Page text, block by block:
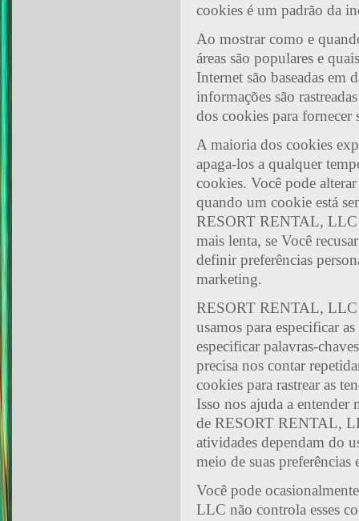
cookies é um padrão da
Ao mostrar como e
áreas são populares e
Internet são baseadas em
informações são
dos cookies para fornecer
A maioria dos cookies
apaga-los a qualquer
cookies. Você pode
quando um cookie está
RESORT RENTAL, LLC
mais lenta, se Você
definir preferências
marketing.
RESORT RENTAL, LLC
usamos para especificar
especificar palavras-
precisa nos contar
cookies para rastrear as
Isso nos ajuda a entender
de RESORT RENTAL,
atividades dependam do
meio de suas preferências
Você pode
LLC não controla esses